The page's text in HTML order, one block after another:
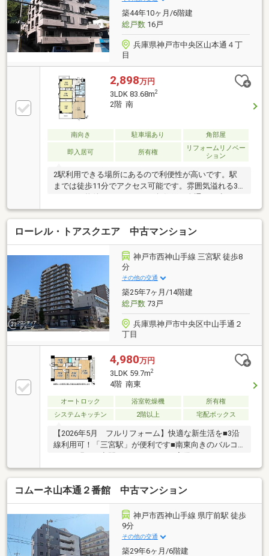
築44年10ヶ月/6階建
総戸数16戸
兵庫県神戸市中央区山本通４丁
目
2,898万円
3LDK 83.68m2
2階 南
南向き 駐車場あり 角部屋
即入居可 所有権
リフォームリノベー
ション
2駅利用できる場所にあるので利便性が高いです。駅
までは徒歩11分でアクセス可能です。雰囲気溢れる3
のでプライバシーが保たれます。不動産購入は人生で
一度あ
ローレル・トアスクエア 中古マンション
神戸市西神山手線 三宮駅 徒歩8
分
その他の交通
築25年7ヶ月/14階建
総戸数73戸
兵庫県神戸市中央区中山手通２
丁目
4,980万円
3LDK 59.7m2
4階 南東
オートロック 浴室乾燥機
所有権
システムキッチン
2階以上 宅配ボックス
【2026年5月 フルリフォーム】快適な新生活を■3沿
線利用可！「三宮駅」が便利です■南東向きのバルコ
コムーネ山本通２番館 中古マンション
神戸市西神山手線 県庁前駅 徒歩
9分
その他の交通
築29年6ヶ月/6階建